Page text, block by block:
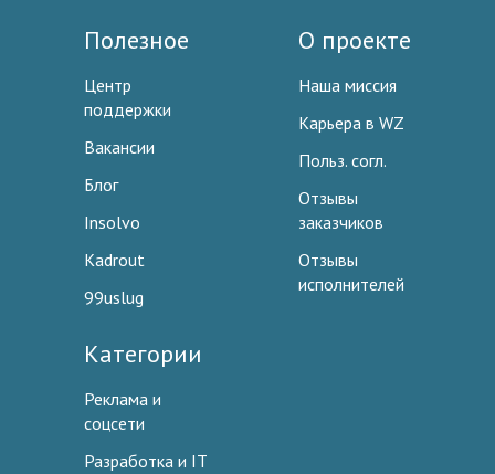
Полезное
Центр
поддержки
Вакансии
Блог
Insolvo
Kadrout
99uslug
О проекте
Наша миссия
Карьера в WZ
Польз. согл.
Отзывы
заказчиков
Отзывы
исполнителей
Категории
Реклама и
соцсети
Разработка и IT